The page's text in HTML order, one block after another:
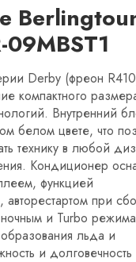
09MBST1
Derby (фреон
компактного
Внутренний
белом цвете, что
технику в любой
Кондиционер
функцией
авторестартом при
ночным и Turbo
льда и
и долговечность